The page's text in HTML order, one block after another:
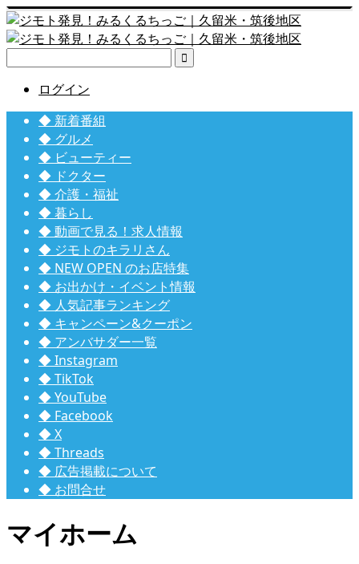

ログイン
◆ 新着番組
◆ グルメ
◆ ビューティー
◆ ドクター
◆ 介護・福祉
◆ 暮らし
◆ 動画で見る！求人情報
◆ ジモトのキラリさん
◆ NEW OPEN のお店特集
◆ お出かけ・イベント情報
◆ 人気記事ランキング
◆ キャンペーン&クーポン
◆ アンバサダー一覧
◆ Instagram
◆ TikTok
◆ YouTube
◆ Facebook
◆ X
◆ Threads
◆ 広告掲載について
◆ お問合せ
マイホーム